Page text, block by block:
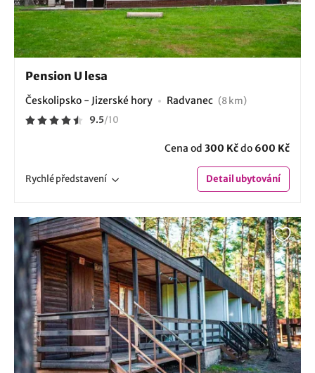
Pension U lesa
Českolipsko - Jizerské hory Radvanec (8 km)
9.5/10
Cena od 300 Kčdo 600 Kč
Rychlépředstavení Detailubytování